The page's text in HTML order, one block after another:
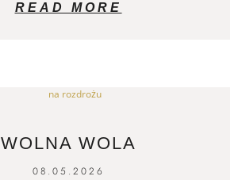
READ MORE
WOLNA WOLA
08.05.2026